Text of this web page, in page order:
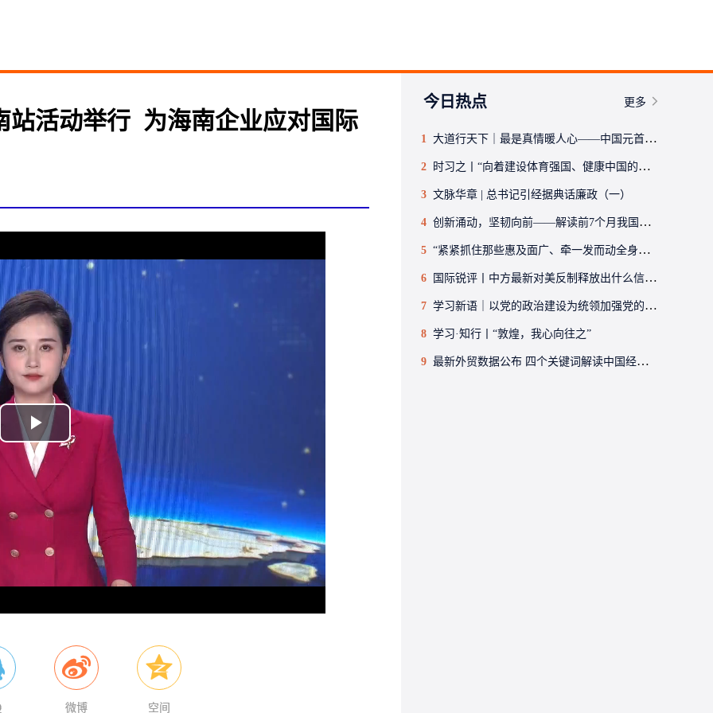
活动举行  为海南企业应对国际
P
l
a
y
V
i
微博 空间
今日热点 更多
1 大道行天下｜最是真情暖人心——中国元首外交的世界情怀与大国气派
2 时习之丨“向着建设体育强国、健康中国的目标不断迈进”
3 文脉华章 | 总书记引经据典话廉政（一）
4 创新涌动，坚韧向前——解读前7个月我国外贸成绩单
5 “紧紧抓住那些惠及面广、牵一发而动全身的工作”——突出重点推进健康中国建设观察
6 国际锐评丨中方最新对美反制释放出什么信号？
7 学习新语｜以党的政治建设为统领加强党的各方面建设
8 学习·知行丨“敦煌，我心向往之”
9 最新外贸数据公布 四个关键词解读中国经济韧性